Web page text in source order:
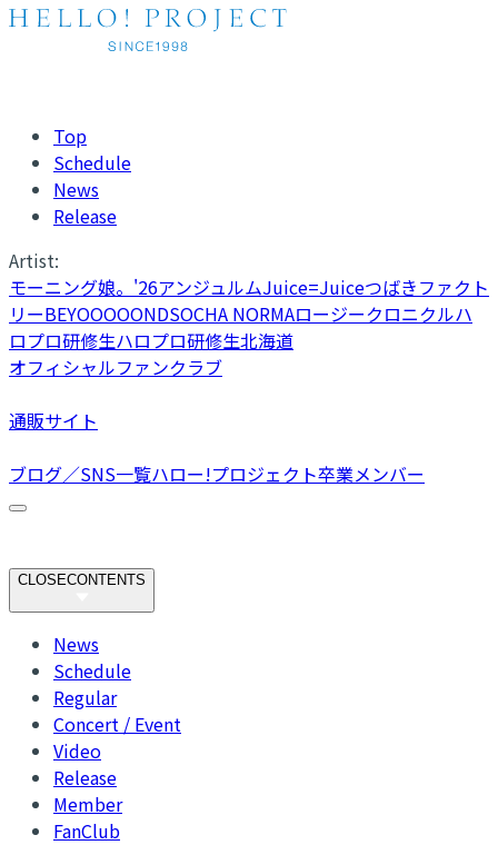
Top
Schedule
News
Release
Artist:
モーニング娘。'26アンジュルムJuice=Juiceつばきファクト
リーBEYOOOOONDSOCHA NORMAロージークロニクルハ
ロプロ研修生ハロプロ研修生北海道
オフィシャルファンクラブ
通販サイト
ブログ／SNS一覧ハロー!プロジェクト卒業メンバー
CLOSECONTENTS
News
Schedule
Regular
Concert / Event
Video
Release
Member
FanClub